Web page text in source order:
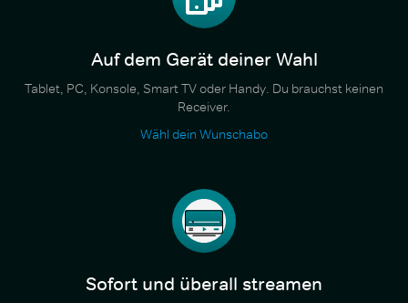
Auf dem Gerät deiner Wahl
Tablet, PC, Konsole, Smart TV oder Handy. Du brauchst keinen
Receiver.
Wähl dein Wunschabo
Sofort und überall streamen